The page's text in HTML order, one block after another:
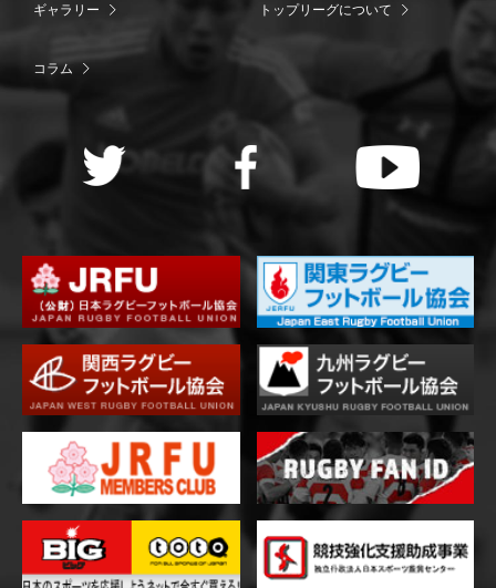
ギャラリー トップリーグについて
コラム